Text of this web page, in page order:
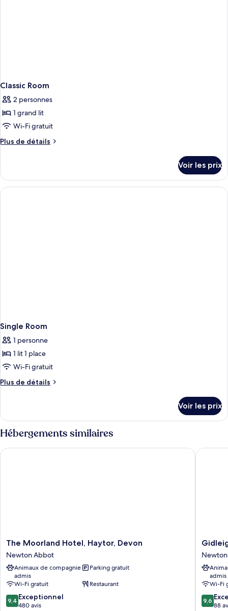
Classic Room
2 personnes
1 grand lit
Wi-Fi gratuit
Plus de détails
Plus
le
type
de
Voir les prix
Single Room
1 personne
1 lit 1 place
Wi-Fi gratuit
Plus de détails
Plus
le
type
de
Single
Voir les prix
Hébergements similaires
The
Moorland
Hotel,
Haytor,
Devon
Newton
Abbot
The Moorland Hotel, Haytor, Devon
Newton Abbot
Animaux de compagnie
admis
Parking gratuit
Wi-Fi gratuit
Restaurant
9.4
sur
9,4 Exceptionnel
480 avis
The Moorland Hotel, Haytor, Devon
Gidleigh
Park
Newton
Abbot
admis
Wi-Fi
9.6
sur
9,6
88
Gidleigh